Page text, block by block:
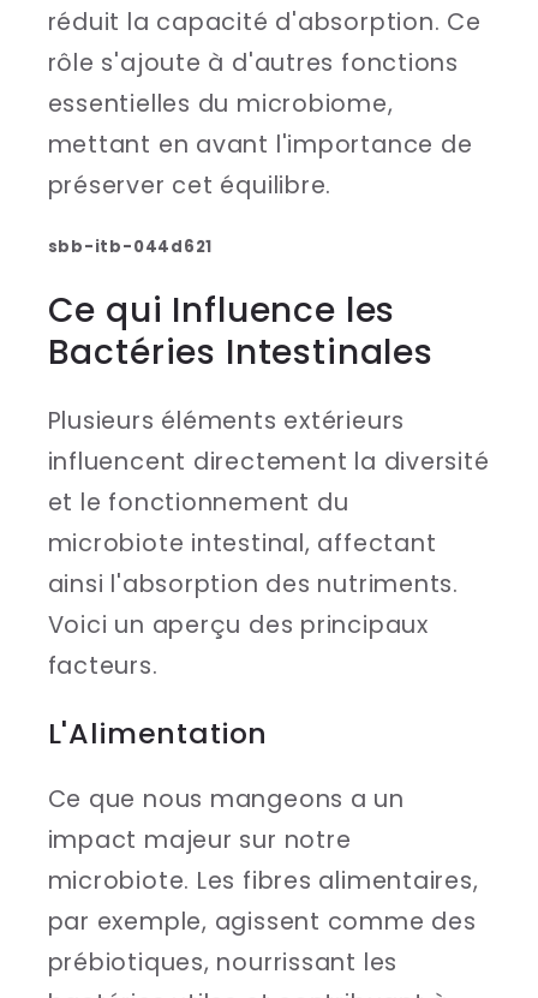
réduit la capacité d'absorption. Ce
rôle s'ajoute à d'autres fonctions
essentielles du microbiome,
mettant en avant l'importance de
préserver cet équilibre.
sbb-itb-044d621
Ce qui Influence les
Bactéries Intestinales
Plusieurs éléments extérieurs
influencent directement la diversité
et le fonctionnement du
microbiote intestinal, affectant
ainsi l'absorption des nutriments.
Voici un aperçu des principaux
facteurs.
L'Alimentation
Ce que nous mangeons a un
impact majeur sur notre
microbiote. Les fibres alimentaires,
par exemple, agissent comme des
prébiotiques, nourrissant les